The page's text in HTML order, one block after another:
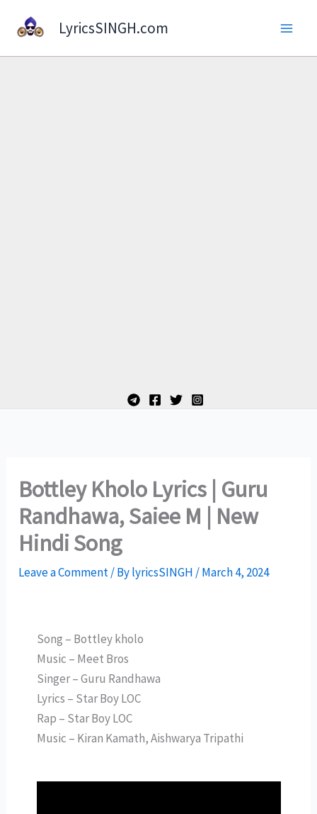
LyricsSINGH.com
Bottley Kholo Lyrics | Guru
Randhawa, Saiee M | New
Hindi Song
Leave a Comment/ BylyricsSINGH /March 4, 2024
Song – Bottley kholo
Music – Meet Bros
Singer – Guru Randhawa
Lyrics – Star Boy LOC
Rap – Star Boy LOC
Music – Kiran Kamath, Aishwarya Tripathi